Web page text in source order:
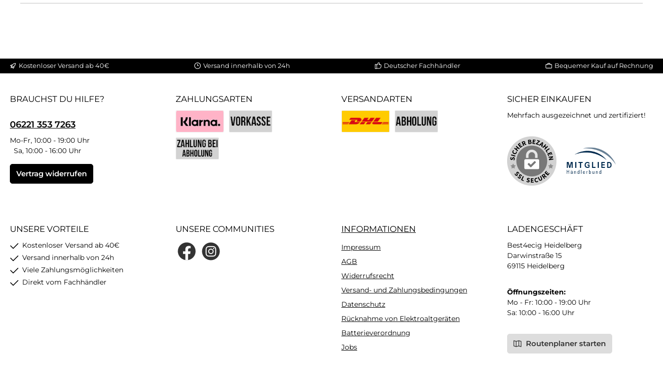
Kostenloser Versand ab 40€ Versand innerhalb von 24h Deutscher Fachhändler Bequemer Kauf auf Rechnung
BRAUCHST DU HILFE?
06221 353 7263
Mo-Fr, 10:00 - 19:00 Uhr
Sa, 10:00 - 16:00 Uhr
Vertrag widerrufen
ZAHLUNGSARTEN
Klarna
VERSANDARTEN SICHER EINKAUFEN
Mehrfach ausgezeichnet und zertifiziert!
UNSERE VORTEILE
Kostenloser Versand ab 40€
Versand innerhalb von 24h
Viele Zahlungsmöglichkeiten
Direkt vom Fachhändler
UNSERE COMMUNITIES
FacebookInstagram
INFORMATIONEN
Impressum
AGB
Widerrufsrecht
Versand- und Zahlungsbedingungen
Datenschutz
Rücknahme von Elektroaltgeräten
Batterieverordnung
Jobs
LADENGESCHÄFT
Best4ecig Heidelberg
Darwinstraße 15
69115 Heidelberg
Öffnungszeiten:
Mo - Fr: 10:00 - 19:00 Uhr
Sa: 10:00 - 16:00 Uhr
Routenplaner starten